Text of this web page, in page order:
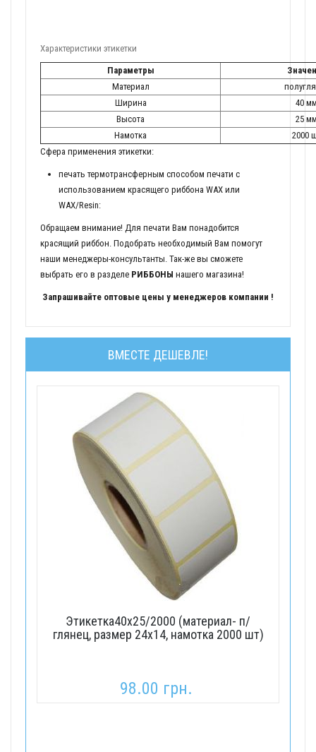
Характеристики этикетки
Параметры
Материал
Ширина
40
Высота
25
Намотка
2000
Сфера применения этикетки:
печать термотрансферным способом печати с
использованием красящего риббона WAX или
WAX/Resin:
Обращаем внимание! Для печати Вам понадобится
красящий риббон. Подобрать необходимый Вам помогут
наши менеджеры-консультанты. Так-же вы сможете
выбрать его в разделе РИББОНЫ нашего магазина!
Запрашивайте оптовые цены у менеджеров компании !
ВМЕСТЕ ДЕШЕВЛЕ!
Этикетка40х25/2000 (материал- п/
глянец, размер 24х14, намотка 2000 шт)
98.00 грн.